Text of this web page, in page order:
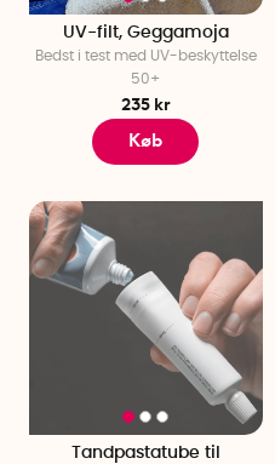
UV-filt, Geggamoja
Bedst i test med UV-beskyttelse
50+
235 kr
Køb
Tandpastatube til